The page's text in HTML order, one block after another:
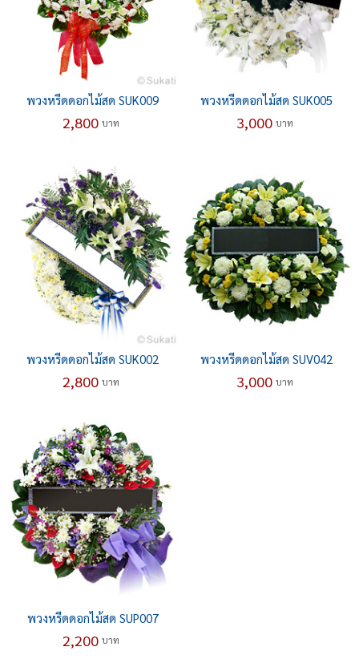
พวงหรีดดอกไม้สด SUK009
2,800 บาท
พวงหรีดดอกไม้สด SUK005
3,000 บาท
พวงหรีดดอกไม้สด SUK002
2,800 บาท
พวงหรีดดอกไม้สด SUV042
3,000 บาท
พวงหรีดดอกไม้สด SUP007
2,200 บาท